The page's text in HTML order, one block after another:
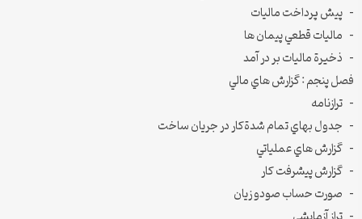
– پيش پرداخت ماليات
– ماليات قطعي پيمان ها
– ذخيرة ماليات بر در آمد
فصل پنجم : گزارش هاي مالي
– ترازنامه
– جدول بهاي تمام شدة‌كار در جريان ساخت
– گزارش هاي عملياتي
– گزارش پيشرفت كار
– صورت حساب صودو زيان